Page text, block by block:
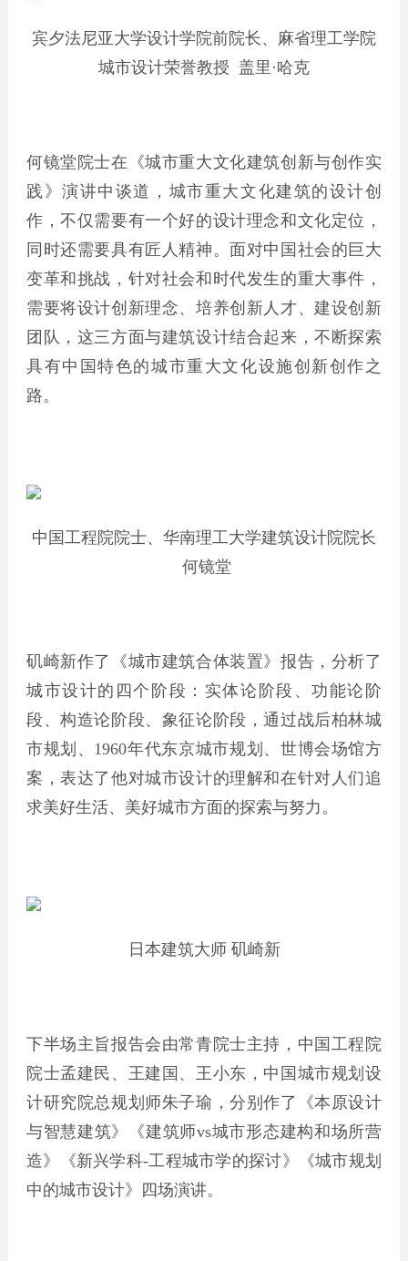
宾夕法尼亚大学设计学院前院长、麻省理工学院
城市设计荣誉教授 盖里·哈克
何镜堂院士在《城市重大文化建筑创新与创作实
践》演讲中谈道，城市重大文化建筑的设计创
作，不仅需要有一个好的设计理念和文化定位，
同时还需要具有匠人精神。面对中国社会的巨大
变革和挑战，针对社会和时代发生的重大事件，
需要将设计创新理念、培养创新人才、建设创新
团队，这三方面与建筑设计结合起来，不断探索
具有中国特色的城市重大文化设施创新创作之
路。
中国工程院院士、华南理工大学建筑设计院院长
何镜堂
矶崎新作了《城市建筑合体装置》报告，分析了
城市设计的四个阶段：实体论阶段、功能论阶
段、构造论阶段、象征论阶段，通过战后柏林城
市规划、1960年代东京城市规划、世博会场馆方
案，表达了他对城市设计的理解和在针对人们追
求美好生活、美好城市方面的探索与努力。
日本建筑大师 矶崎新
下半场主旨报告会由常青院士主持，中国工程院
院士孟建民、王建国、王小东，中国城市规划设
计研究院总规划师朱子瑜，分别作了《本原设计
与智慧建筑》《建筑师vs城市形态建构和场所营
造》《新兴学科-工程城市学的探讨》《城市规划
中的城市设计》四场演讲。